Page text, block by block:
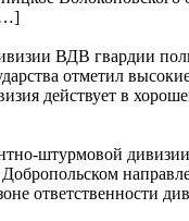
ВДВ гвардии
отметил
действует в
штурмовой
ответственности